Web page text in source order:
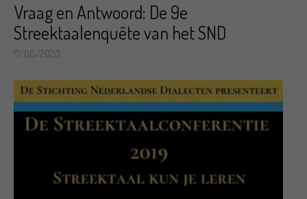
Vraag en Antwoord: De 9e
Streektaalenquête van het SND
17/06/2020